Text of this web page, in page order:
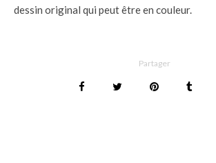
dessin original qui peut être en couleur.
Partager